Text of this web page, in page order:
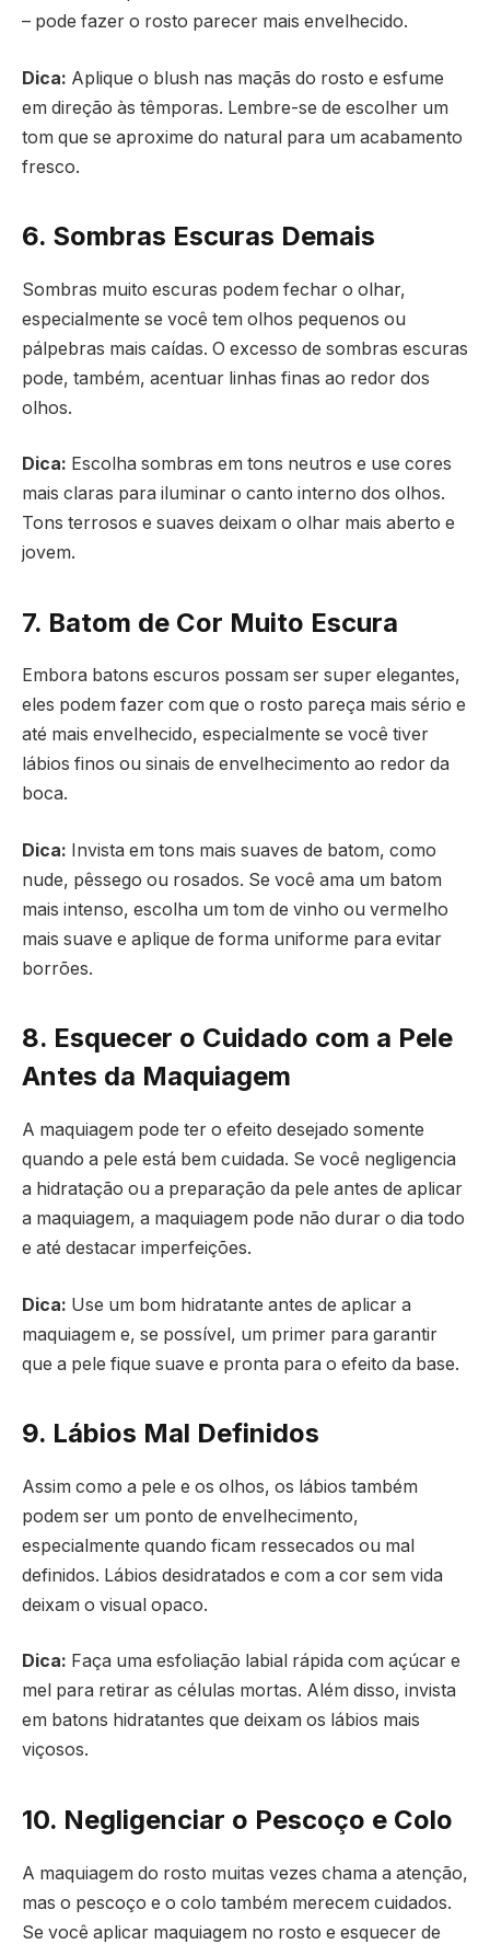
– pode fazer o rosto parecer mais envelhecido.
Dica: Aplique o blush nas maçãs do rosto e esfume
em direção às têmporas. Lembre-se de escolher um
tom que se aproxime do natural para um acabamento
fresco.
6. Sombras Escuras Demais
Sombras muito escuras podem fechar o olhar,
especialmente se você tem olhos pequenos ou
pálpebras mais caídas. O excesso de sombras escuras
pode, também, acentuar linhas finas ao redor dos
olhos.
Dica: Escolha sombras em tons neutros e use cores
mais claras para iluminar o canto interno dos olhos.
Tons terrosos e suaves deixam o olhar mais aberto e
jovem.
7. Batom de Cor Muito Escura
Embora batons escuros possam ser super elegantes,
eles podem fazer com que o rosto pareça mais sério e
até mais envelhecido, especialmente se você tiver
lábios finos ou sinais de envelhecimento ao redor da
boca.
Dica: Invista em tons mais suaves de batom, como
nude, pêssego ou rosados. Se você ama um batom
mais intenso, escolha um tom de vinho ou vermelho
mais suave e aplique de forma uniforme para evitar
borrões.
8. Esquecer o Cuidado com a Pele
Antes da Maquiagem
A maquiagem pode ter o efeito desejado somente
quando a pele está bem cuidada. Se você negligencia
a hidratação ou a preparação da pele antes de aplicar
a maquiagem, a maquiagem pode não durar o dia todo
e até destacar imperfeições.
Dica: Use um bom hidratante antes de aplicar a
maquiagem e, se possível, um primer para garantir
que a pele fique suave e pronta para o efeito da base.
9. Lábios Mal Definidos
Assim como a pele e os olhos, os lábios também
podem ser um ponto de envelhecimento,
especialmente quando ficam ressecados ou mal
definidos. Lábios desidratados e com a cor sem vida
deixam o visual opaco.
Dica: Faça uma esfoliação labial rápida com açúcar e
mel para retirar as células mortas. Além disso, invista
em batons hidratantes que deixam os lábios mais
viçosos.
10. Negligenciar o Pescoço e Colo
A maquiagem do rosto muitas vezes chama a atenção,
mas o pescoço e o colo também merecem cuidados.
Se você aplicar maquiagem no rosto e esquecer de